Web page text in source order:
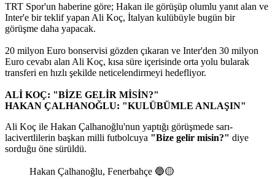
TRT Spor'un haberine göre; Hakan ile görüşüp olumlu yanıt alan ve
Inter'e bir teklif yapan Ali Koç, İtalyan kulübüyle bugün bir
görüşme daha yapacak.
20 milyon Euro bonservisi gözden çıkaran ve Inter'den 30 milyon
Euro cevabı alan Ali Koç, kısa süre içerisinde orta yolu bularak
transferi en hızlı şekilde neticelendirmeyi hedefliyor.
ALİ KOÇ: "BİZE GELİR MİSİN?"
HAKAN ÇALHANOĞLU: "KULÜBÜMLE ANLAŞIN"
Ali Koç ile Hakan Çalhanoğlu'nun yaptığı görüşmede sarı-
lacivertlilerin başkan milli futbolcuya "Bize gelir misin?" diye
sorduğu öne sürüldü.
Hakan Çalhanoğlu, Fenerbahçe 🔵🟡